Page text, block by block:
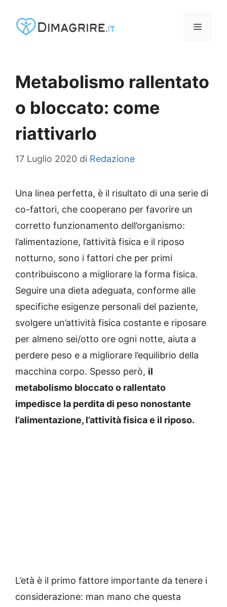
MENU
Metabolismo rallentato
o bloccato: come
riattivarlo
17 Luglio 2020 di Redazione
Una linea perfetta, è il risultato di una serie di
co-fattori, che cooperano per favorire un
corretto funzionamento dell’organismo:
l’alimentazione, l’attività fisica e il riposo
notturno, sono i fattori che per primi
contribuiscono a migliorare la forma fisica.
Seguire una dieta adeguata, conforme alle
specifiche esigenze personali del paziente,
svolgere un’attività fisica costante e riposare
per almeno sei/otto ore ogni notte, aiuta a
perdere peso e a migliorare l’equilibrio della
macchina corpo. Spesso però, il
metabolismo bloccato o rallentato
impedisce la perdita di peso nonostante
l’alimentazione, l’attività fisica e il riposo.
L’età è il primo fattore importante da tenere i
considerazione: man mano che questa